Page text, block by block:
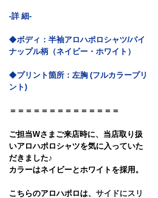
-詳 細-
◆ボディ：半袖アロハポロシャツ/パイ
ナップル柄（ネイビー・ホワイト）
◆プリント箇所：左胸 (フルカラープリ
ント)
＝＝＝＝＝＝＝＝＝＝＝＝＝＝
ご担当Wさまご来店時に、当店取り扱
いアロハポロシャツを気に入っていた
だきました♪
カラーはネイビーとホワイトを採用。
こちらのアロハポロは、 サイドにスリ